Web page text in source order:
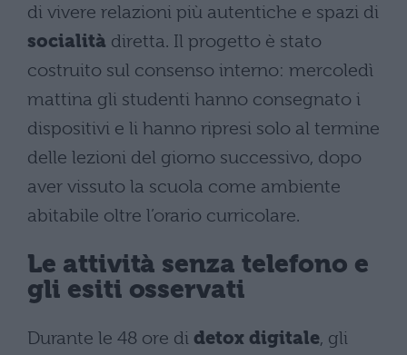
di vivere relazioni più autentiche e spazi di
socialità diretta. Il progetto è stato
costruito sul consenso interno: mercoledì
mattina gli studenti hanno consegnato i
dispositivi e li hanno ripresi solo al termine
delle lezioni del giorno successivo, dopo
aver vissuto la scuola come ambiente
abitabile oltre l’orario curricolare.
Le attività senza telefono e
gli esiti osservati
Durante le 48 ore di detox digitale, gli